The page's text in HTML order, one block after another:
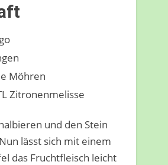
Möhren
Zitronenmelisse
und den Stein
lässt sich mit einem
das Fruchtfleisch leicht